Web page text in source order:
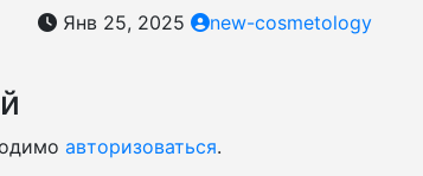
Янв 25, 2025 new-cosmetology
авторизоваться.